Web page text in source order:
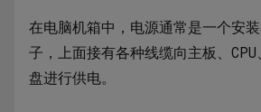
在电脑机箱中，电源通常是一个安
子，上面接有各种线缆向主板、CPU
盘进行供电。